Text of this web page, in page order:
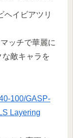
ヘイビアツリ
ッチで華麗に
敵キャラを
100/GASP-
Layering